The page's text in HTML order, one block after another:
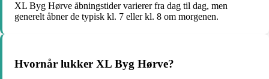
XL Byg Hørve åbningstider varierer fra dag til dag, men
generelt åbner de typisk kl. 7 eller kl. 8 om morgenen.
Hvornår lukker XL Byg Hørve?